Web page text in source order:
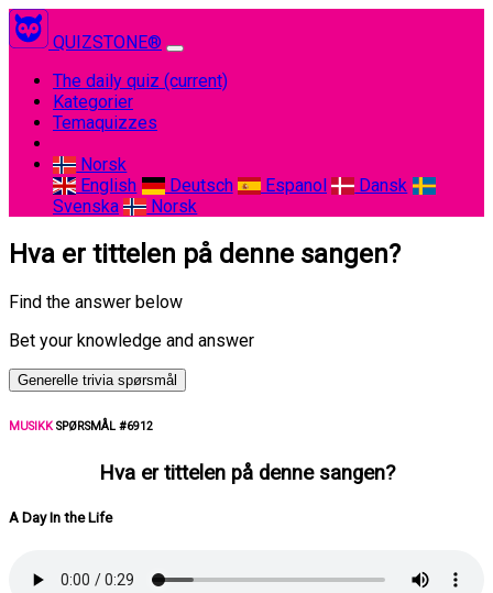
QUIZSTONE®
The daily quiz (current)
Kategorier
Temaquizzes
Norsk
English
Deutsch Espanol
Dansk
Svenska
Norsk
Hva er tittelen på denne sangen?
Find the answer below
Bet your knowledge and answer
Generelle trivia spørsmål
MUSIKKSPØRSMÅL #6912
Hva er tittelen på denne sangen?
A Day In the Life